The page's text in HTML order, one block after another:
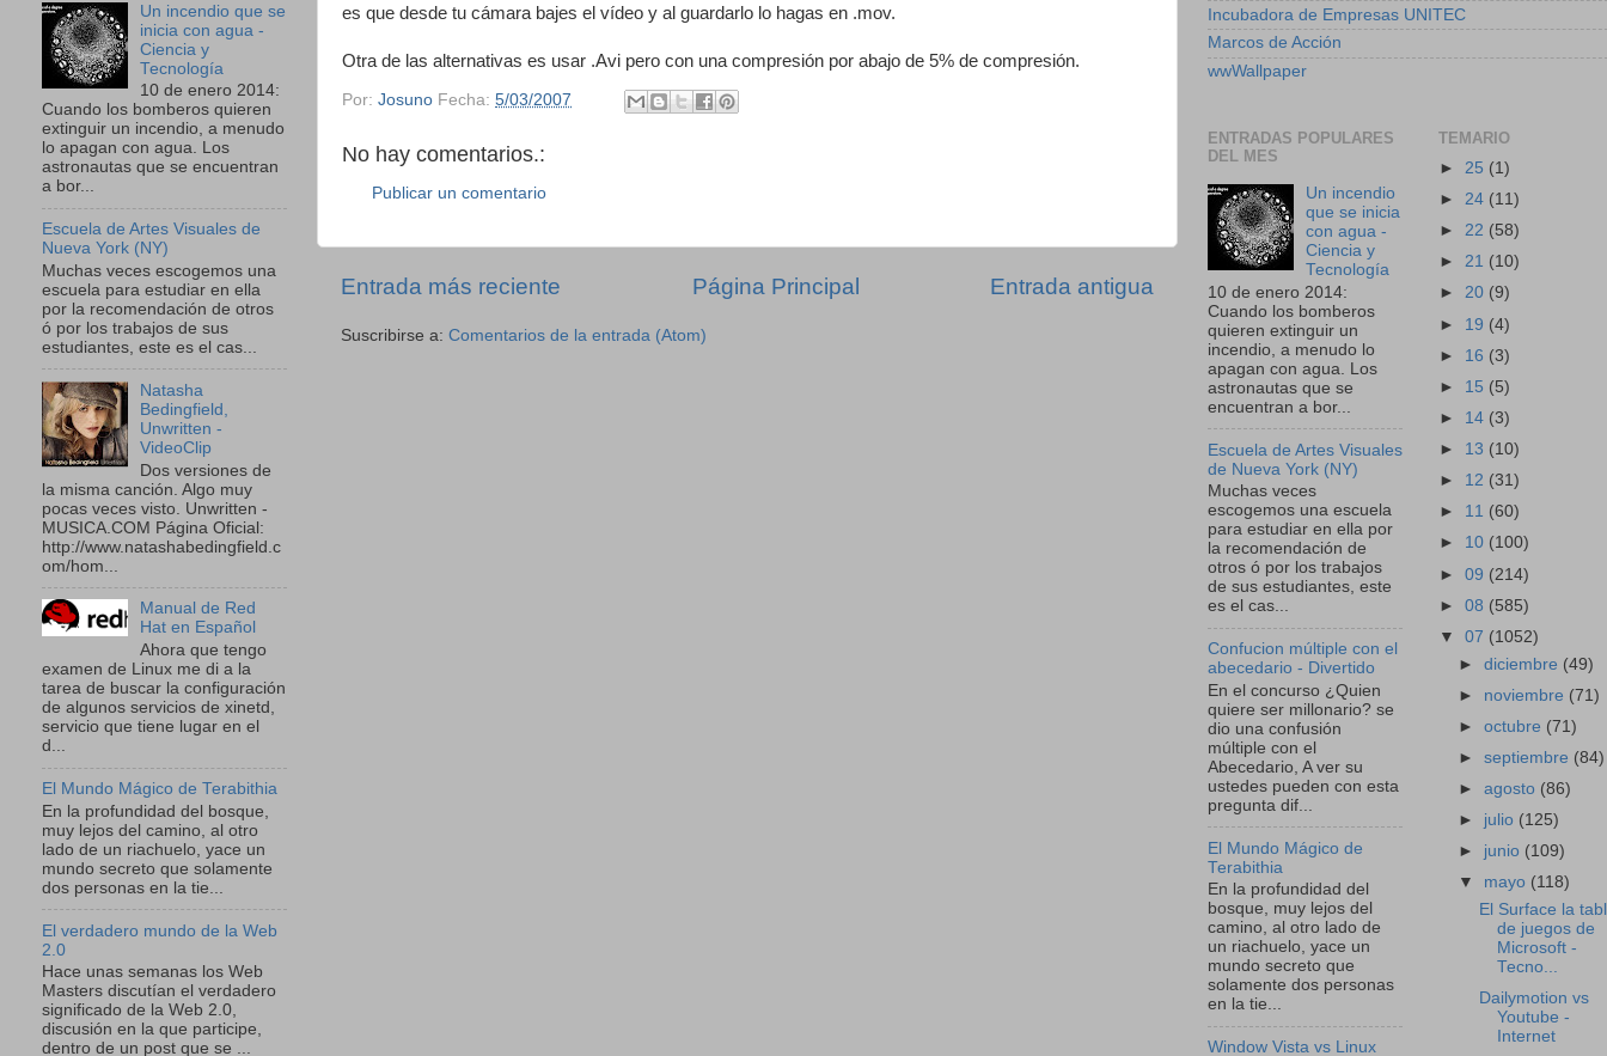
es que desde tu cámara bajes el vídeo y al guardarlo lo hagas en .mov.
Otra de las alternativas es usar .Avi pero con una compresión por abajo de 5% de compresión.
Por: Josuno Fecha: 5/03/2007
No hay comentarios.:
Publicar un comentario
Entrada más reciente Entrada antigua
Página Principal
Suscribirse a: Comentarios de la entrada (Atom)
Un incendio que se
inicia con agua -
Ciencia y
Tecnología
10 de enero 2014:
Cuando los bomberos quieren
extinguir un incendio, a menudo
lo apagan con agua. Los
astronautas que se encuentran
a bor...
Escuela de Artes Visuales de
Nueva York (NY)
Muchas veces escogemos una
escuela para estudiar en ella
por la recomendación de otros
ó por los trabajos de sus
estudiantes, este es el cas...
Natasha
Bedingfield,
Unwritten -
VideoClip
Dos versiones de
la misma canción. Algo muy
pocas veces visto. Unwritten -
MUSICA.COM Página Oficial:
http://www.natashabedingfield.c
om/hom...
Manual de Red
Hat en Español
Ahora que tengo
examen de Linux me di a la
tarea de buscar la configuración
de algunos servicios de xinetd,
servicio que tiene lugar en el
d...
El Mundo Mágico de Terabithia
En la profundidad del bosque,
muy lejos del camino, al otro
lado de un riachuelo, yace un
mundo secreto que solamente
dos personas en la tie...
El verdadero mundo de la Web
2.0
Hace unas semanas los Web
Masters discutían el verdadero
significado de la Web 2.0,
discusión en la que participe,
dentro de un post que se ...
Incubadora de Empresas UNITEC
Marcos de Acción
wwWallpaper
ENTRADAS POPULARES
DEL MES
Un incendio
que se inicia
con agua -
Ciencia y
Tecnología
10 de enero 2014:
Cuando los bomberos
quieren extinguir un
incendio, a menudo lo
apagan con agua. Los
astronautas que se
encuentran a bor...
Escuela de Artes Visuales
de Nueva York (NY)
Muchas veces
escogemos una escuela
para estudiar en ella por
la recomendación de
otros ó por los trabajos
de sus estudiantes, este
es el cas...
Confucion múltiple con el
abecedario - Divertido
En el concurso ¿Quien
quiere ser millonario? se
dio una confusión
múltiple con el
Abecedario, A ver su
ustedes pueden con esta
pregunta dif...
El Mundo Mágico de
Terabithia
En la profundidad del
bosque, muy lejos del
camino, al otro lado de
un riachuelo, yace un
mundo secreto que
solamente dos personas
en la tie...
Window Vista vs Linux
TEMARIO
► 25 (1)
► 24 (11)
► 22 (58)
► 21 (10)
► 20 (9)
► 19 (4)
► 16 (3)
► 15 (5)
► 14 (3)
► 13 (10)
► 12 (31)
► 11 (60)
► 10 (100)
► 09 (214)
► 08 (585)
▼ 07 (1052)
►diciembre (49)
► noviembre (71)
►octubre (71)
►septiembre (84)
►agosto (86)
► julio (125)
► junio (109)
▼ mayo (118)
El Surface la
de juegos de
Microsoft -
Tecno...
Dailymotion vs
Youtube -
Internet